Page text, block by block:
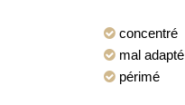
concentré
mal adapté
périmé